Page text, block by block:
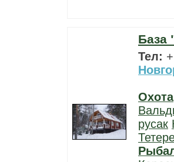
База
Тел:
Охота
русак